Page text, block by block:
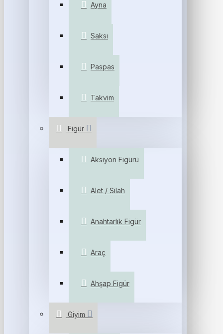
Ayna
Saksı
Paspas
Takvim
Figür
Aksiyon Figürü
Alet / Silah
Anahtarlık Figür
Araç
Ahşap Figür
Giyim